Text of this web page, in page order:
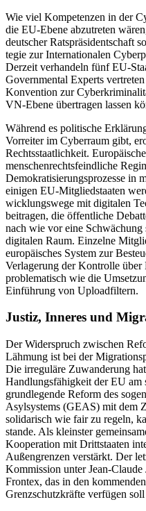
Wie viel Kompetenzen in der
die EU-Ebene abzutreten
deutscher Ratspräsident­schaft
tegie zur Internationalen
Derzeit verhan­deln fünf EU-
Governmental Experts
Konvention zur
VN-Ebene übertragen lassen
Während es politische
Vorreiter im Cyberraum gibt,
Rechtsstaatlichkeit.
menschenrechtsfeindliche
Demokratisierungsprozesse in
einigen EU-Mitglied­staaten
wicklungswege mit digitalen
beitragen, die öffent­liche
nach wie vor eine
digitalen Raum. Einzelne
europäisches System zur
Verlagerung der Kontrolle über
problematisch wie die
Ein­führung von Uploadfiltern.
Justiz, Inneres und
Der Widerspruch zwischen
Lähmung ist bei der
Die irreguläre Zuwanderung
Handlungsfähigkeit der EU am
grundlegende Reform des
Asyl­systems (GEAS) mit dem
solidarisch wie fair zu regeln,
stande. Als kleinster
Kooperation mit Dritt­staaten
Außengrenzen verstärkt. Der
Kommission unter Jean-Claude
Frontex, das in den
Grenzschutzkräfte verfügen soll